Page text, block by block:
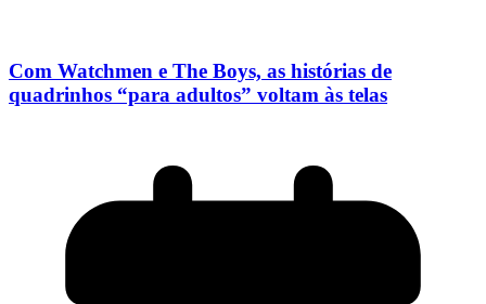
Com Watchmen e The Boys, as histórias de
quadrinhos “para adultos” voltam às telas